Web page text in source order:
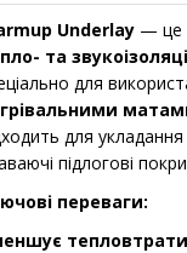
Underlay — це
та
для
для
підлогові
переваги:
тепловтрати